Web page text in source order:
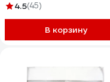
1305009
4.5(45)
В корзину